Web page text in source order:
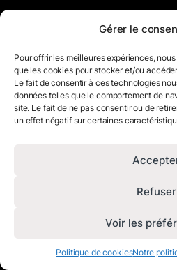
Gérer le
Pour offrir les meilleures expériences,
que les cookies pour stocker et/ou
Le fait de consentir à ces technologies
données telles que le comportement de
site. Le fait de ne pas consentir ou de
un effet négatif sur certaines
Refuser
Voir les
Politique de cookiesNotre